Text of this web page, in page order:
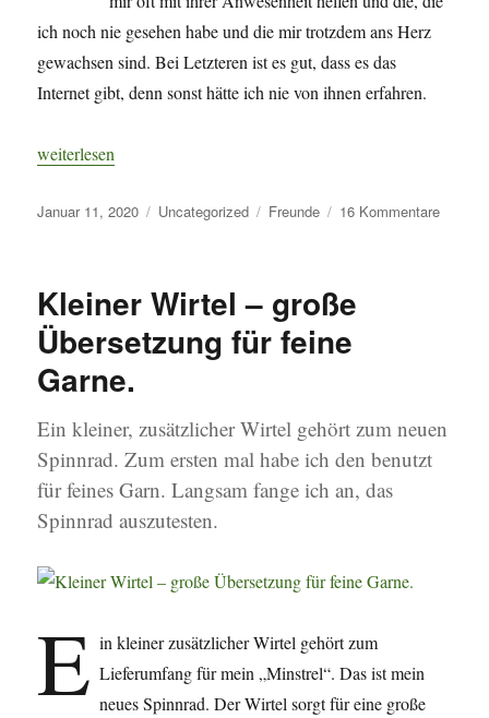
ich noch nie gesehen habe und die mir trotzdem ans Herz
gewachsen sind. Bei Letzteren ist es gut, dass es das
Internet gibt, denn sonst hätte ich nie von ihnen erfahren.
„Freunde machen das Leben schön und manches ganz leicht.“
weiterlesen
Veröffentlicht
Januar 11, 2020 Kategorien
Uncategorized Schlagwörter
Freunde 16 Kommentarezu
Kleiner Wirtel – große
Übersetzung für feine
Garne.
Ein kleiner, zusätzlicher Wirtel gehört zum neuen
Spinnrad. Zum ersten mal habe ich den benutzt
für feines Garn. Langsam fange ich an, das
Spinnrad auszutesten.
E in kleiner zusätzlicher Wirtel gehört zum
Lieferumfang für mein „Minstrel“. Das ist mein
neues Spinnrad. Der Wirtel sorgt für eine große